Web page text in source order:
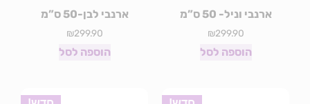
ארנבי וניל- 50 ס”מ
₪299.90
הוספה לסל
ארנבי לבן-50 ס”מ
₪299.90
הוספה לסל